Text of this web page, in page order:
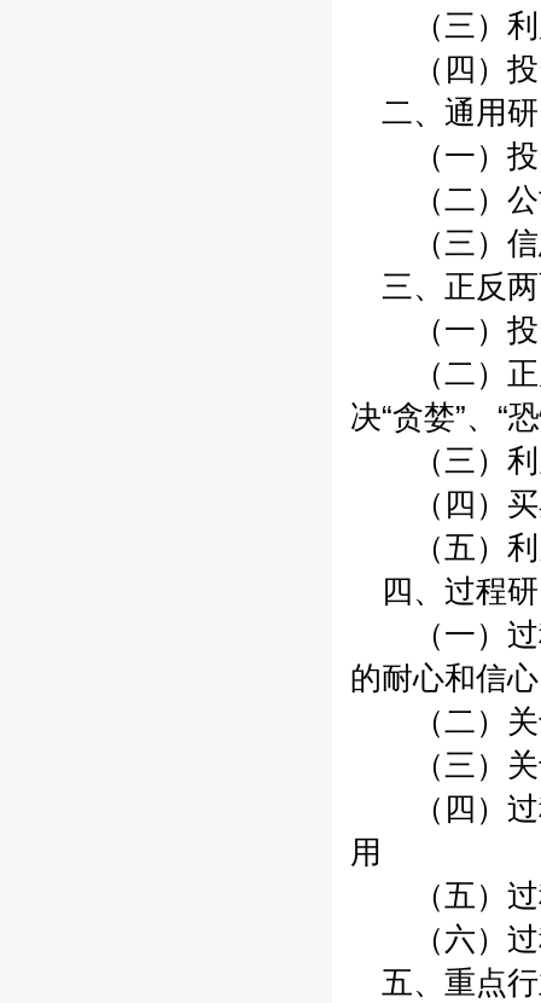
（三）利
（四）投
二、通用
（一）投
（二）公
（三）信
三、正反
（一）投
（二）正
决“贪婪”、“
（三）利
（四）买
（五）利
四、过程
（一）过
的耐心和信心
（二）关
（三）关
（四）过
用
（五）过
（六）过
五、重点行